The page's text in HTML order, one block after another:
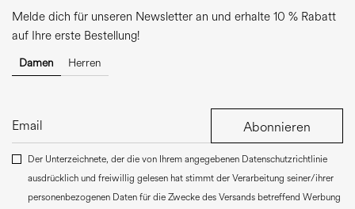
Melde dich für unseren Newsletter an und erhalte 10 % Rabatt
auf Ihre erste Bestellung!
Damen Herren
Abonnieren
Der Unterzeichnete, der die von Ihrem angegebenen Datenschutzrichtlinie
ausdrücklich und freiwillig gelesen hat stimmt der Verarbeitung seiner/ihrer
personenbezogenen Daten für die Zwecke des Versands betreffend Werbung